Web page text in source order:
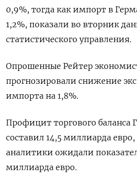
0,9%, ​тогда ⁠как импорт ‌в
1,2%, показали ​во ‌вторник
статистического управления.
Опрошенные ‌Рейтер
прогнозировали снижение
‌импорта на ​1,8%.
Профицит торгового баланса
составил 14,5 миллиарда евро,
аналитики ожидали
миллиарда евро.